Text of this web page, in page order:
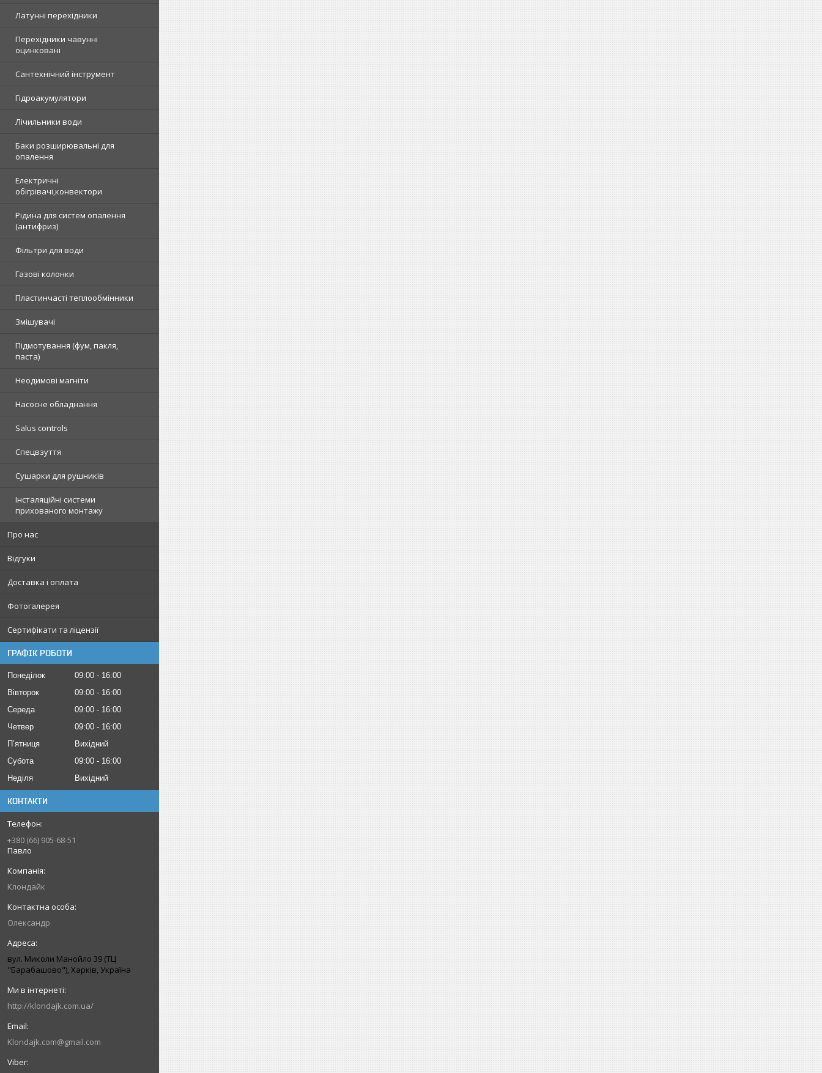
Латунні перехідники
Перехідники чавунні
оцинковані
Сантехнічний інструмент
Гідроакумулятори
Лічильники води
Баки розширювальні для
опалення
Електричні
обігрівачі,конвектори
Рідина для систем опалення
(антифриз)
Фільтри для води
Газові колонки
Пластинчасті теплообмінники
Змішувачі
Підмотування (фум, пакля,
паста)
Неодимові магніти
Насосне обладнання
Salus controls
Спецвзуття
Сушарки для рушників
Інсталяційні системи
прихованого монтажу
Про нас
Відгуки
Доставка і оплата
Фотогалерея
Сертифікати та ліцензії
ГРАФІК РОБОТИ
Понеділок 09:00
16:00
Вівторок
09:00
16:00
Середа
09:00
16:00
Четвер
09:00
16:00
Пʼятниця
Вихідний
Субота
09:00
16:00
Неділя
Вихідний
КОНТАКТИ
+380 (66) 905-68-51
Павло
Клондайк
Олександр
вул. Миколи Манойло 39 (ТЦ
"Барабашово"), Харків, Україна
http://klondajk.com.ua/
Klondajk.com@gmail.com